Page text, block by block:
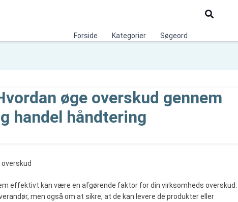
Søg
Forside Kategorier Søgeord
øge overskud gennem
handel håndtering
effektivt kan være en afgørende faktor for din virksomheds overskud.
men også om at sikre, at de kan levere de produkter eller